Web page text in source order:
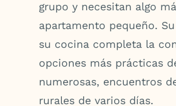
grupo y necesitan algo
apartamento pequeño.
su cocina completa la
opciones más prácticas
numerosas, encuentros
rurales de varios días.